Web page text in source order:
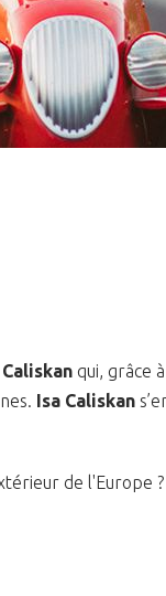
Caliskan qui, grâce à
Isa Caliskan
de l'Europe